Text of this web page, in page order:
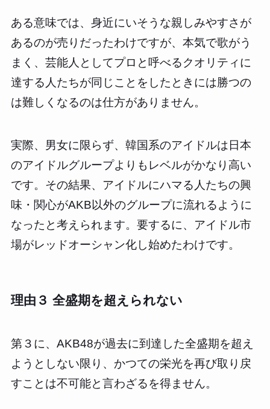
ある意味では、身近にいそうな親しみやすさが
あるのが売りだったわけですが、本気で歌がう
まく、芸能人としてプロと呼べるクオリティに
達する人たちが同じことをしたときには勝つの
は難しくなるのは仕方がありません。
実際、男女に限らず、韓国系のアイドルは日本
のアイドルグループよりもレベルがかなり高い
です。その結果、アイドルにハマる人たちの興
味・関心がAKB以外のグループに流れるように
なったと考えられます。要するに、アイドル市
場がレッドオーシャン化し始めたわけです。
理由３ 全盛期を超えられない
第３に、AKB48が過去に到達した全盛期を超え
ようとしない限り、かつての栄光を再び取り戻
すことは不可能と言わざるを得ません。